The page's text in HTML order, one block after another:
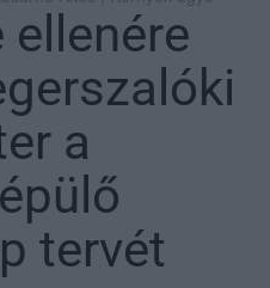
ellenére
a
tervét